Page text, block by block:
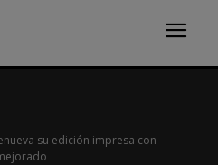
su edición impresa con